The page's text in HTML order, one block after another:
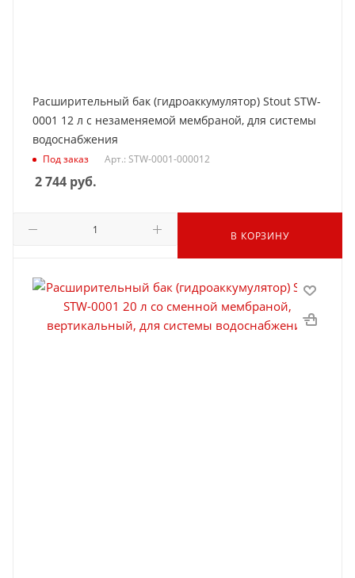
Расширительный бак (гидроаккумулятор) Stout STW-
0001 12 л с незаменяемой мембраной, для системы
водоснабжения
Под заказ Арт.: STW-0001-000012
2 744 руб.
В КОРЗИНУ